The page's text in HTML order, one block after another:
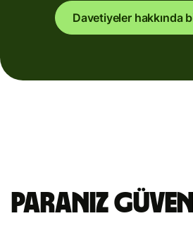
Davetiyeler hakkında
Paranız